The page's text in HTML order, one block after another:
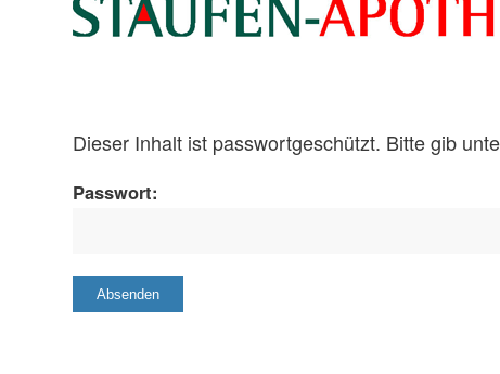
Dieser Inhalt ist passwortgeschützt. Bitte gib
Passwort: